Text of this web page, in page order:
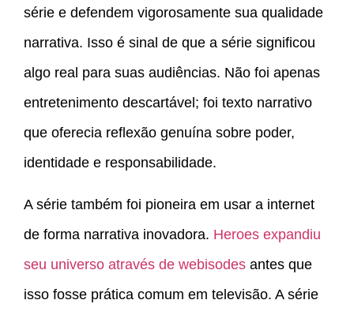
série e defendem vigorosamente sua qualidade
narrativa. Isso é sinal de que a série significou
algo real para suas audiências. Não foi apenas
entretenimento descartável; foi texto narrativo
que oferecia reflexão genuína sobre poder,
identidade e responsabilidade.
A série também foi pioneira em usar a internet
de forma narrativa inovadora. Heroes expandiu
seu universo através de webisodes antes que
isso fosse prática comum em televisão. A série